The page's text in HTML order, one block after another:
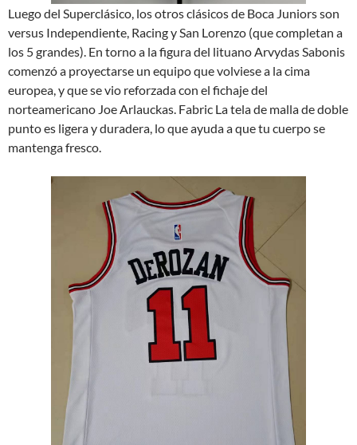
Luego del Superclásico, los otros clásicos de Boca Juniors son
versus Independiente, Racing y San Lorenzo (que completan a
los 5 grandes). En torno a la figura del lituano Arvydas Sabonis
comenzó a proyectarse un equipo que volviese a la cima
europea, y que se vio reforzada con el fichaje del
norteamericano Joe Arlauckas. Fabric La tela de malla de doble
punto es ligera y duradera, lo que ayuda a que tu cuerpo se
mantenga fresco.